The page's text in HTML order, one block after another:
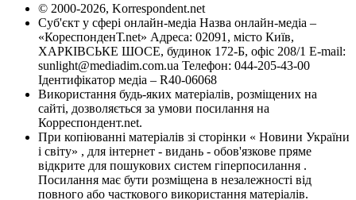
© 2000-2026, Korrespondent.net
Суб'єкт у сфері онлайн-медіа Назва онлайн-медіа –
«КореспонденТ.net» Адреса: 02091, місто Київ,
ХАРКІВСЬКЕ ШОСЕ, будинок 172-Б, офіс 208/1 E-mail:
sunlight@mediadim.com.ua Телефон: 044-205-43-00
Ідентифікатор медіа – R40-06068
Використання будь-яких матеріалів, розміщених на
сайті, дозволяється за умови посилання на
Корреспондент.net.
При копіюванні матеріалів зі сторінки « Новини України
і світу» , для інтернет - видань - обов'язкове пряме
відкрите для пошукових систем гіперпосилання .
Посилання має бути розміщена в незалежності від
повного або часткового використання матеріалів.